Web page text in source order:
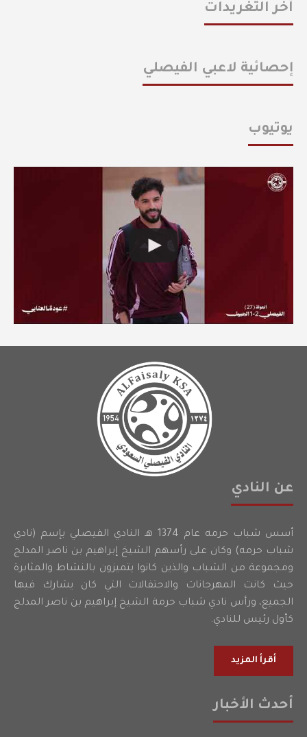
أخر التغريدات
إحصائية لاعبي الفيصلي
يوتيوب
عن النادي
أسس شباب حرمه عام 1374 هـ النادي الفيصلي بإسم (نادي
شباب حرمه) وكان على رأسهم الشيخ إبراهيم بن ناصر المدلج
ومجموعة من الشباب والذين كانوا يتميزون بالنشاط والمثابرة
حيث كانت المهرجانات والاحتفالات التي كان يشارك فيها
الجميع، ورأس نادي شباب حرمة الشيخ إبراهيم بن ناصر المدلج
كأول رئيس للنادي.
أقرأ المزيد
أحدث الأخبار